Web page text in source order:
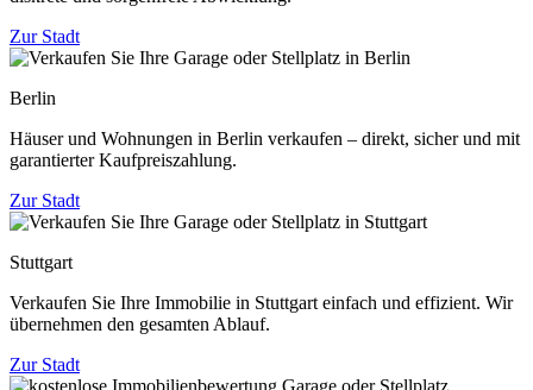
Zur Stadt
Berlin
Häuser und Wohnungen in Berlin verkaufen – direkt, sicher und mit
garantierter Kaufpreiszahlung.
Zur Stadt
Stuttgart
Verkaufen Sie Ihre Immobilie in Stuttgart einfach und effizient. Wir
übernehmen den gesamten Ablauf.
Zur Stadt